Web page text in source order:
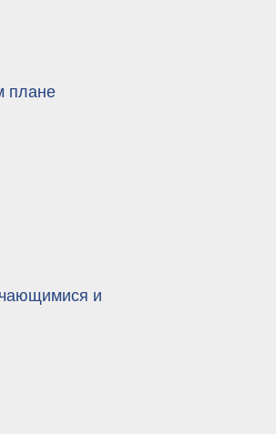
плане
и